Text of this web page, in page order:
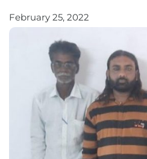
February 25, 2022